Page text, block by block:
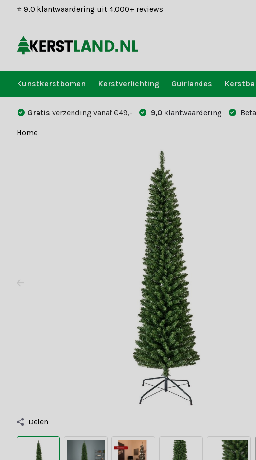
⭐ 9,0 klantwaardering uit 4.000+ reviews
Kunstkerstbomen Kerstverlichting Guirlandes
Gratis verzending vanaf €49,- 9,0 klantwaardering
Home
Delen